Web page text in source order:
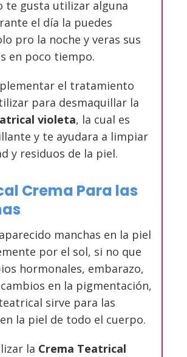
te gusta utilizar alguna
el día la puedes
pro la noche y veras sus
en poco tiempo.
el tratamiento
para desmaquillar la
violeta, la cual es
y te ayudara a limpiar
y residuos de la piel.
Crema Para las
manchas en la piel
por el sol, si no que
hormonales, embarazo,
en la pigmentación,
sirve para las
la piel de todo el cuerpo.
la Crema Teatrical